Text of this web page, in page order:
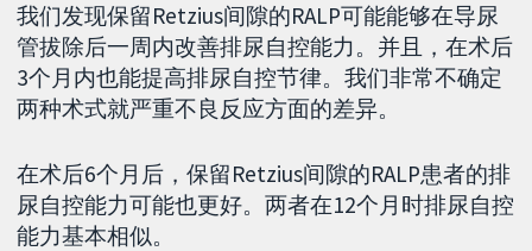
我们发现保留Retzius间隙的RALP可能能够在导尿
管拔除后一周内改善排尿自控能力。并且，在术后
3个月内也能提高排尿自控节律。我们非常不确定
两种术式就严重不良反应方面的差异。
在术后6个月后，保留Retzius间隙的RALP患者的排
尿自控能力可能也更好。两者在12个月时排尿自控
能力基本相似。